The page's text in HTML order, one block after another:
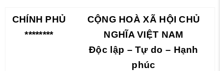
CHÍNH PHỦ
********
CỘNG HOÀ XÃ HỘI CHỦ
NGHĨA VIỆT NAM
Độc lập – Tự do – Hạnh
phúc